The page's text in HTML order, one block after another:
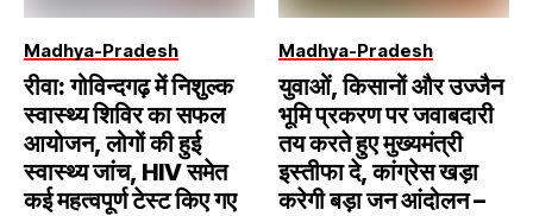
Madhya-Pradesh
रीवा: गोविन्दगढ़ में निशुल्क
स्वास्थ्य शिविर का सफल
आयोजन, लोगों की हुई
स्वास्थ्य जांच, HIV समेत
कई महत्वपूर्ण टेस्ट किए गए
Madhya-Pradesh
युवाओं, किसानों और उज्जैन
भूमि प्रकरण पर जवाबदारी
तय करते हुए मुख्यमंत्री
इस्तीफा दे, कांग्रेस खड़ा
करेगी बड़ा जन आंदोलन –